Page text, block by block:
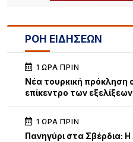
ΡΟΗ ΕΙΔΗΣΕΩΝ
1 ΏΡΑ ΠΡΙΝ
Νέα τουρκική πρόκληση
επίκεντρο των εξελίξεων
1 ΏΡΑ ΠΡΙΝ
Πανηγύρι στα Σβέρδια: